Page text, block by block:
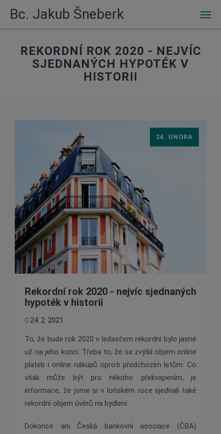
Bc. Jakub Šneberk
REKORDNÍ ROK 2020 - NEJVÍC
SJEDNANÝCH HYPOTÉK V
HISTORII
Rekordní rok 2020 - nejvíc sjednaných
hypoték v historii
24. 2. 2021
24. ÚNORA
To, že bude rok 2020 v ledasčem rekordní bylo jasné
už na jeho konci. Třeba to, že se zvýšil objem online
plateb i online nákupů oproti předchozím letům. Co
však může být pro někoho překvapením, je
informace, že jsme si v loňském roce sjednali také
rekordní objem úvěrů na bydlení.
Dokonce ani Česká bankovní asociace (ČBA)